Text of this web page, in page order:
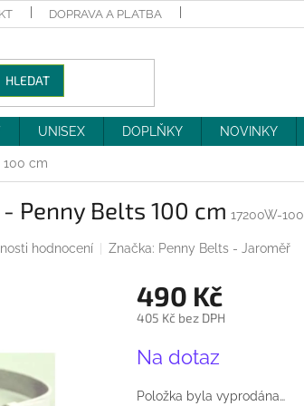
DOPRAVA A PLATBA
HLEDAT
UNISEX DOPLŇKY NOVINKY
100 cm
Penny Belts 100 cm 17200W-100
hodnocení Značka: Penny Belts - Jaroměř
490 Kč
405 Kč bez DPH
cena:
Na dotaz
Položka byla vyprodána…